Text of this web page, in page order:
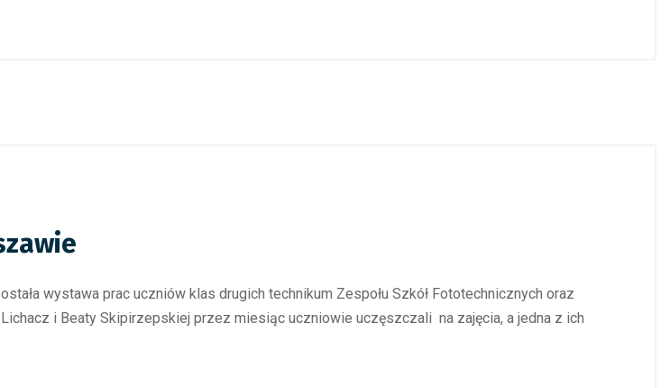
wystawa prac uczniów klas drugich technikum Zespołu Szkół Fototechnicznych oraz
i Beaty Skipirzepskiej przez miesiąc uczniowie uczęszczali na zajęcia, a jedna z ich